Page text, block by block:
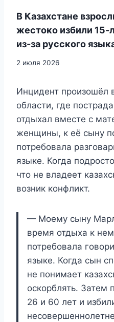
В Казахстане
жестоко избили 15-
из-за русского
2 июля 2026
Инцидент произошёл
области, где
отдыхал вместе с
женщины, к её сыну
потребовала
языке. Когда
что не владеет
возник конфликт.
— Моему сыну
время отдыха к
потребовала
языке. Когда сын
не понимает
оскорблять.
26 и 60 лет и